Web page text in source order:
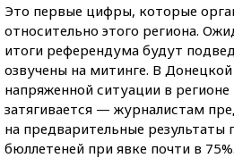
Это первые цифры, которые
относительно этого региона.
итоги референдума будут
озвучены на митинге. В Донецкой
напряженной ситуации в регионе
затягивается — журналистам
на предварительные результаты
бюллетеней при явке почти в